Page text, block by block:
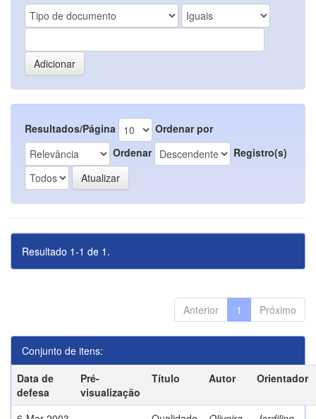
Resultados/Página
Ordenar por
Ordenar
Registro(s)
Resultado 1-1 de 1.
Anterior 1 Próximo
Conjunto de itens:
Data de
defesa
Pré-
visualização
Título Autor Orientador